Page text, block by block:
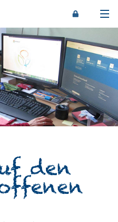
den